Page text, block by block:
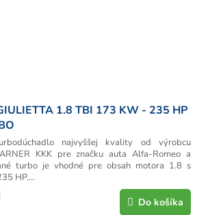
1.8 TBI 173 KW - 235 HP
Do košíka
najvyššej kvality od výrobcu
KKK pre značku auta Alfa-Romeo a
turbo je vhodné pre obsah motora 1.8 s
HP....